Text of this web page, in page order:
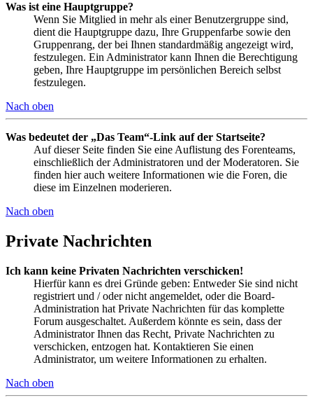
Was ist eine Hauptgruppe?
Wenn Sie Mitglied in mehr als einer Benutzergruppe sind,
dient die Hauptgruppe dazu, Ihre Gruppenfarbe sowie den
Gruppenrang, der bei Ihnen standardmäßig angezeigt wird,
festzulegen. Ein Administrator kann Ihnen die Berechtigung
geben, Ihre Hauptgruppe im persönlichen Bereich selbst
festzulegen.
Nach oben
Was bedeutet der „Das Team“-Link auf der Startseite?
Auf dieser Seite finden Sie eine Auflistung des Forenteams,
einschließlich der Administratoren und der Moderatoren. Sie
finden hier auch weitere Informationen wie die Foren, die
diese im Einzelnen moderieren.
Nach oben
Private Nachrichten
Ich kann keine Privaten Nachrichten verschicken!
Hierfür kann es drei Gründe geben: Entweder Sie sind nicht
registriert und / oder nicht angemeldet, oder die Board-
Administration hat Private Nachrichten für das komplette
Forum ausgeschaltet. Außerdem könnte es sein, dass der
Administrator Ihnen das Recht, Private Nachrichten zu
verschicken, entzogen hat. Kontaktieren Sie einen
Administrator, um weitere Informationen zu erhalten.
Nach oben